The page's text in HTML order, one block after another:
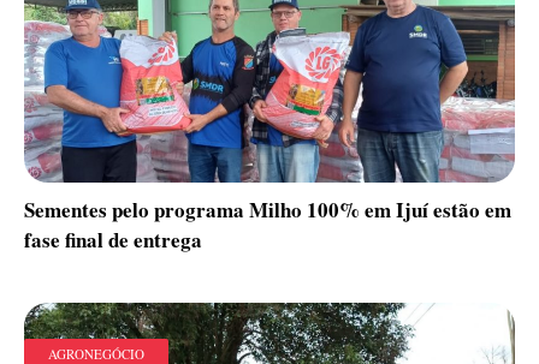
Sementes pelo programa Milho 100% em Ijuí estão em
fase final de entrega
AGRONEGÓCIO